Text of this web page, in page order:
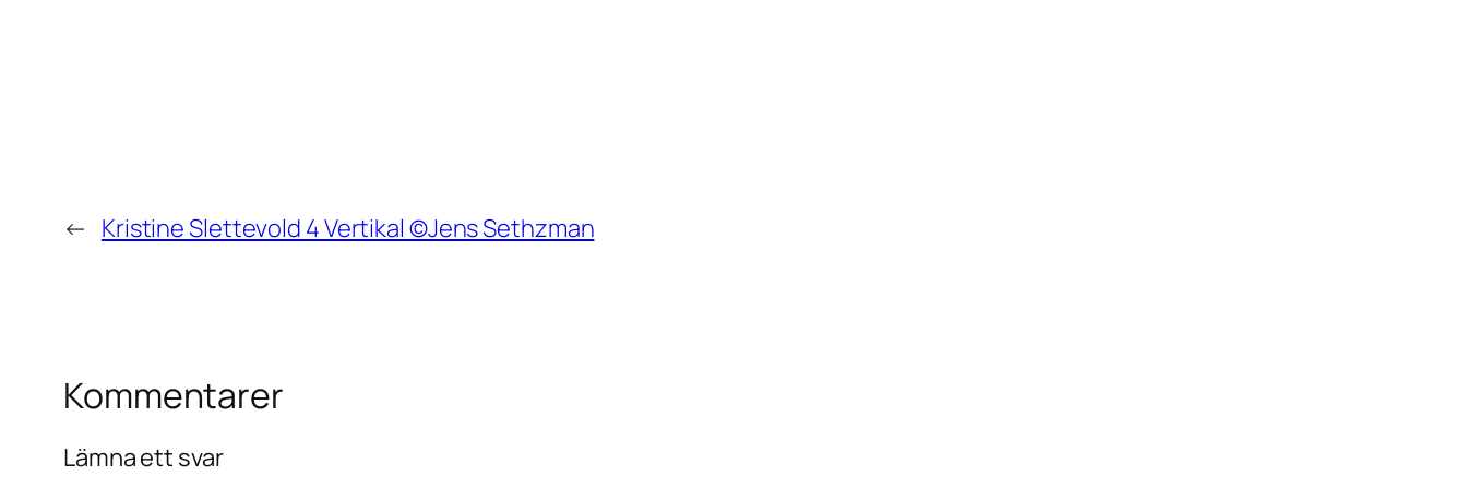
← Kristine Slettevold 4 Vertikal ©Jens Sethzman
Kommentarer
Lämna ett svar